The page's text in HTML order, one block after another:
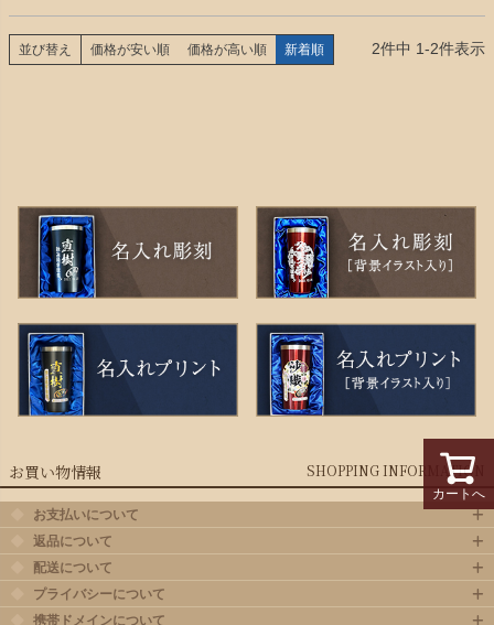
並び替え 価格が安い順 価格が高い順 新着順 2件中 1-2件表示
カートへ
お買い物情報 SHOPPING INFORMATION
お支払いについて
返品について
配送について
プライバシーについて
携帯ドメインについて